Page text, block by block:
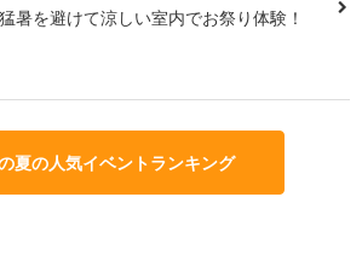
猛暑を避けて涼しい室内でお祭り体験！
夏の人気イベントランキング